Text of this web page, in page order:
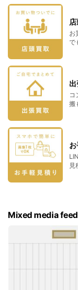
お
で
腕
ブ
象
コ
搬
て
ます。 <対象エ
目
ださい。
お
振
見
Mixed media feed